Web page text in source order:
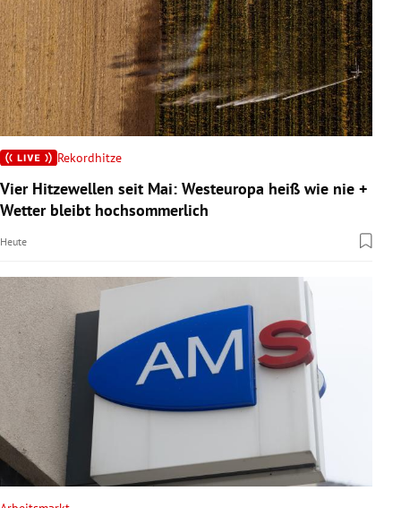
Rekordhitze
Vier Hitzewellen seit Mai: Westeuropa heiß wie nie +
Wetter bleibt hochsommerlich
Heute